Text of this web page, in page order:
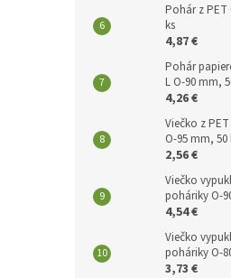
Pohár z PET
ks
4,87 €
Pohár
L O-90 mm,
4,26 €
Viečko z
O-95 mm, 50
2,56 €
Viečko
poháriky O-
4,54 €
Viečko
poháriky O-
3,73 €